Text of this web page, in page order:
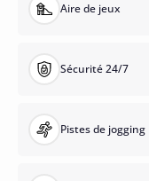
Aire de jeux
Sécurité 24/7
Pistes de jogging